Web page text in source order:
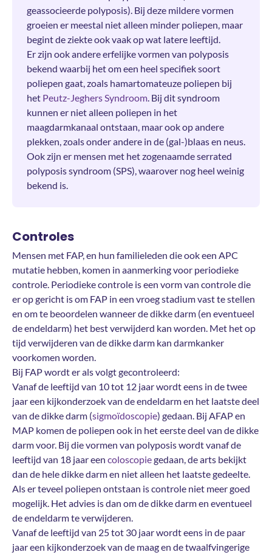
geassocieerde polyposis). Bij deze mildere vormen
groeien er meestal niet alleen minder poliepen, maar
begint de ziekte ook vaak op wat latere leeftijd.
Er zijn ook andere erfelijke vormen van polyposis
bekend waarbij het om een heel specifiek soort
poliepen gaat, zoals hamartomateuze poliepen bij
het Peutz-Jeghers Syndroom. Bij dit syndroom
kunnen er niet alleen poliepen in het
maagdarmkanaal ontstaan, maar ook op andere
plekken, zoals onder andere in de (gal-)blaas en neus.
Ook zijn er mensen met het zogenaamde serrated
polyposis syndroom (SPS), waarover nog heel weinig
bekend is.
Controles
Mensen met FAP, en hun familieleden die ook een APC
mutatie hebben, komen in aanmerking voor periodieke
controle. Periodieke controle is een vorm van controle die
er op gericht is om FAP in een vroeg stadium vast te stellen
en om te beoordelen wanneer de dikke darm (en eventueel
de endeldarm) het best verwijderd kan worden. Met het op
tijd verwijderen van de dikke darm kan darmkanker
voorkomen worden.
Bij FAP wordt er als volgt gecontroleerd:
Vanaf de leeftijd van 10 tot 12 jaar wordt eens in de twee
jaar een kijkonderzoek van de endeldarm en het laatste deel
van de dikke darm (sigmoïdoscopie) gedaan. Bij AFAP en
MAP komen de poliepen ook in het eerste deel van de dikke
darm voor. Bij die vormen van polyposis wordt vanaf de
leeftijd van 18 jaar een coloscopiegedaan, de arts bekijkt
dan de hele dikke darm en niet alleen het laatste gedeelte.
Als er teveel poliepen ontstaan is controle niet meer goed
mogelijk. Het advies is dan om de dikke darm en eventueel
de endeldarm te verwijderen.
Vanaf de leeftijd van 25 tot 30 jaar wordt eens in de paar
jaar een kijkonderzoek van de maag en de twaalfvingerige